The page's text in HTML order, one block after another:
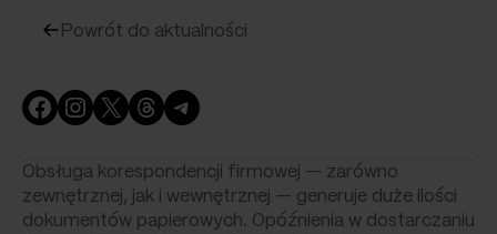
Obsługa korespondencji firmowej — zarówno
zewnętrznej, jak i wewnętrznej — generuje duże ilości
dokumentów papierowych. Opóźnienia w dostarczaniu
Powrót do aktualności
Facebook Instagram X Threads Telegram